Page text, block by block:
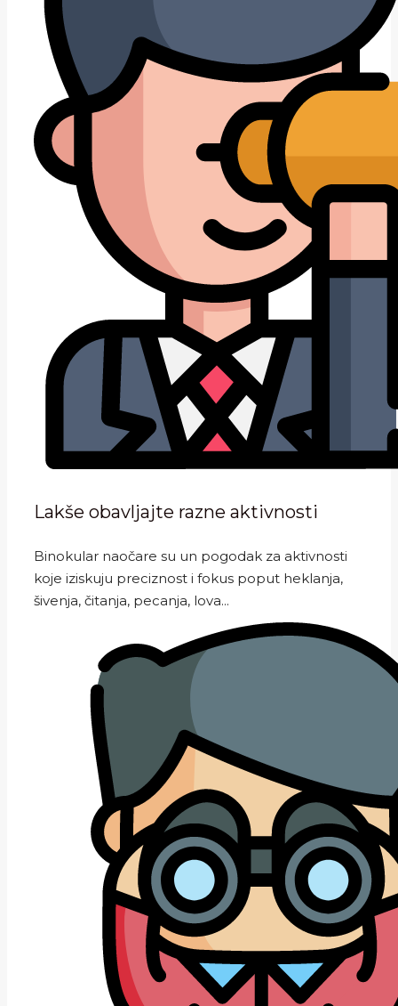
Lakše obavljajte razne aktivnosti
Binokular naočare su un pogodak za aktivnosti
koje iziskuju preciznost i fokus poput heklanja,
šivenja, čitanja, pecanja, lova...